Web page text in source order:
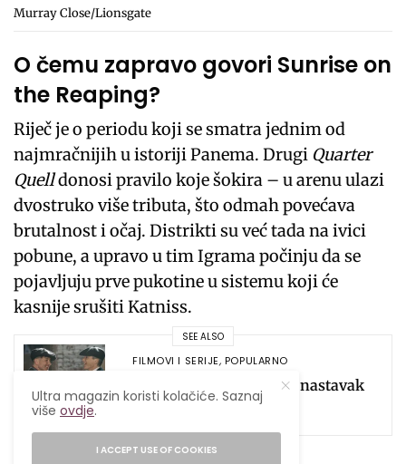
Murray Close/Lionsgate
O čemu zapravo govori Sunrise on
the Reaping?
Riječ je o periodu koji se smatra jednim od
najmračnijih u istoriji Panema. Drugi Quarter
Quelldonosi pravilo koje šokira – u arenu ulazi
dvostruko više tributa, što odmah povećava
brutalnost i očaj. Distrikti su već tada na ivici
pobune, a upravo u tim Igrama počinju da se
pojavljuju prve pukotine u sistemu koji će
kasnije srušiti Katniss.
SEE ALSO
FILMOVI I SERIJE, POPULARNO
Netflix i BBC najavljuju nastavak
serije ‘Peaky Blinders’
Ultra magazin koristi kolačiće. Saznaj
višeovdje.
I ACCEPT USE OF COOKIES